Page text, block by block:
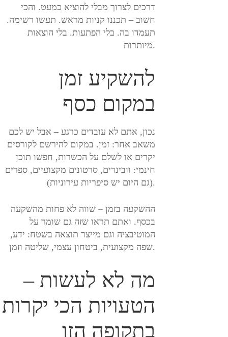
דרכים לצרוך מבלי להוציא כמעט. והכי
חשוב – תכננו קניות מראש. תעשו רשימה.
תעמדו בה. בלי הפתעות. בלי הוצאות
מיותרות.
להשקיע זמן
במקום כסף
נכון, אתם לא עובדים כרגע – אבל יש לכם
משאב אחר: זמן. במקום להירשם לקורסים
יקרים או לשלם על הכשרות, חפשו תוכן
חינמי: וובינרים, סרטונים מקצועיים, ספרים
(גם היום יש סיפריות עירוניות).
ההשקעה בזמן – שווה לא פחות מהשקעה
בכסף. ואתם תראו שזה גם שומר על
המוטיבציה וגם מייצר תוצאה בשטח: ידע,
שפה מקצועית, ביטחון עצמי, שליטה וזמן.
מה לא לעשות –
הטעויות הכי יקרות
בתקופה הזו